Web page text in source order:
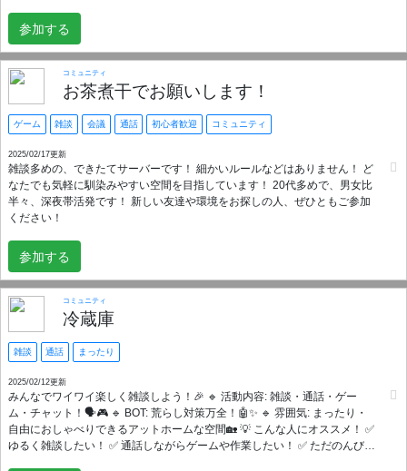
ひお気軽に遊びにいらしてください！ まずは覗いてみるだけでもOKです。
お待ちしております！ 🚨アダルトサーバーではありません。 🆖出会い目的
の方もご遠慮ください。 ※精神的な不調をお持ちの方も参加可能ですが、
他のメンバーに配慮し、自制できる方のみご参加ください。
参加する
コミュニティ
お茶煮干でお願いします！
ゲーム 雑談 会議 通話 初心者歓迎 コミュニティ
2025/02/17更新
雑談多めの、できたてサーバーです！ 細かいルールなどはありません！ ど
なたでも気軽に馴染みやすい空間を目指しています！ 20代多めで、男女比
半々、深夜帯活発です！ 新しい友達や環境をお探しの人、ぜひともご参加
ください！
参加する
コミュニティ
冷蔵庫
雑談 通話 まったり
2025/02/12更新
みんなでワイワイ楽しく雑談しよう！🎉 🔹 活動内容: 雑談・通話・ゲー
ム・チャット！🗣️🎮 🔹 BOT: 荒らし対策万全！🤖✨ 🔹 雰囲気: まったり・
自由におしゃべりできるアットホームな空間🏡 💡 こんな人にオススメ！ ✅
ゆるく雑談したい！ ✅ 通話しながらゲームや作業したい！ ✅ ただのんびり